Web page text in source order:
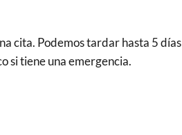
cita. Podemos tardar hasta 5 días
si tiene una emergencia.